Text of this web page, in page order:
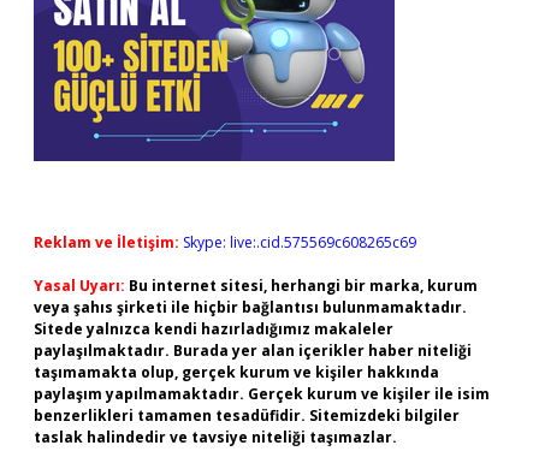
Reklam ve İletişim: Skype: live:.cid.575569c608265c69
Yasal Uyarı: Bu internet sitesi, herhangi bir marka, kurum
veya şahıs şirketi ile hiçbir bağlantısı bulunmamaktadır.
Sitede yalnızca kendi hazırladığımız makaleler
paylaşılmaktadır. Burada yer alan içerikler haber niteliği
taşımamakta olup, gerçek kurum ve kişiler hakkında
paylaşım yapılmamaktadır. Gerçek kurum ve kişiler ile isim
benzerlikleri tamamen tesadüfidir. Sitemizdeki bilgiler
taslak halindedir ve tavsiye niteliği taşımazlar.